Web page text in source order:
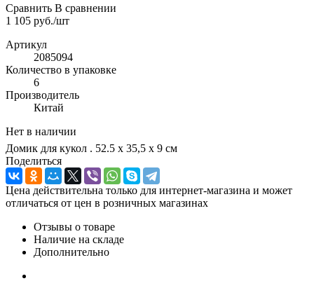
Сравнить В сравнении
1 105 руб./шт
Артикул
2085094
Количество в упаковке
6
Производитель
Китай
Нет в наличии
Домик для кукол . 52.5 х 35,5 х 9 см
Поделиться
Цена действительна только для интернет-магазина и может
отличаться от цен в розничных магазинах
Отзывы о товаре
Наличие на складе
Дополнительно